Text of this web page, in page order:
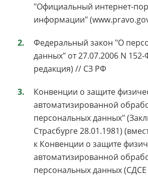
"Официальный интернет-
информации"
Федеральный закон "О
данных" от 27.07.2006 N
редакция) // СЗ РФ
Конвенции о защите
автоматизированной
персональных данных"
Страсбурге 28.01.1981)
к Конвенции о защите
автоматизированной
персональных данных (СДСЕ